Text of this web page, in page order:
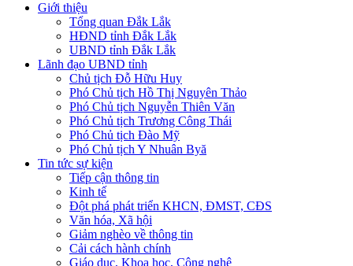
Giới thiệu
Tổng quan Đắk Lắk
HĐND tỉnh Đắk Lắk
UBND tỉnh Đắk Lắk
Lãnh đạo UBND tỉnh
Chủ tịch Đỗ Hữu Huy
Phó Chủ tịch Hồ Thị Nguyên Thảo
Phó Chủ tịch Nguyễn Thiên Văn
Phó Chủ tịch Trương Công Thái
Phó Chủ tịch Đào Mỹ
Phó Chủ tịch Y Nhuân Byă
Tin tức sự kiện
Tiếp cận thông tin
Kinh tế
Đột phá phát triển KHCN, ĐMST, CĐS
Văn hóa, Xã hội
Giảm nghèo về thông tin
Cải cách hành chính
Giáo dục, Khoa học, Công nghệ